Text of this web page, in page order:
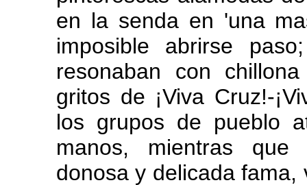
en la senda en 'una
imposible abrirse
resonaban con
gritos de ¡Viva Cruz!-
los grupos de pueblo
manos, mientras que
donosa y delicada